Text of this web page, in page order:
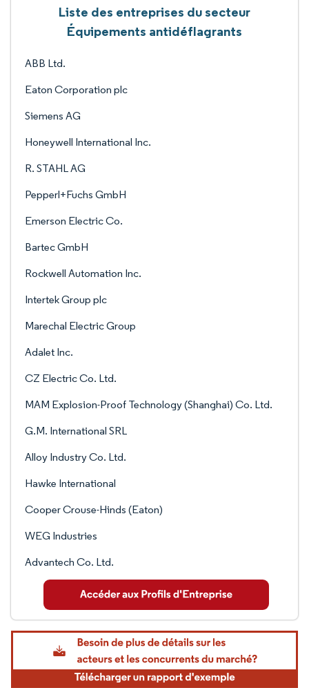
Liste des entreprises du secteur
Équipements antidéflagrants
ABB Ltd.
Eaton Corporation plc
Siemens AG
Honeywell International Inc.
R. STAHL AG
Pepperl+Fuchs GmbH
Emerson Electric Co.
Bartec GmbH
Rockwell Automation Inc.
Intertek Group plc
Marechal Electric Group
Adalet Inc.
CZ Electric Co. Ltd.
MAM Explosion-Proof Technology (Shanghai) Co. Ltd.
G.M. International SRL
Alloy Industry Co. Ltd.
Hawke International
Cooper Crouse-Hinds (Eaton)
WEG Industries
Advantech Co. Ltd.